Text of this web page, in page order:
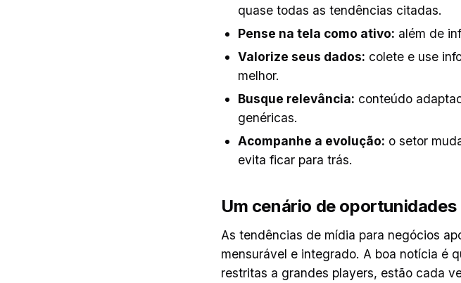
quase todas as tendências citadas.
Pense na tela como ativo: além de
Valorize seus dados: colete e use
melhor.
Busque relevância: conteúdo
genéricas.
Acompanhe a evolução: o setor
evita ficar para trás.
Um cenário de oportunidades
As tendências de mídia para negócios
mensurável e integrado. A boa notícia é
restritas a grandes players, estão cada